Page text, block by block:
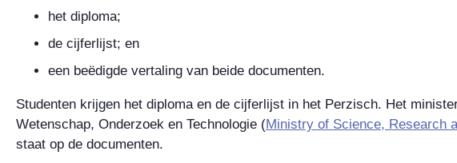
het diploma;
de cijferlijst; en
een beëdigde vertaling van beide documenten.
Studenten krijgen het diploma en de cijferlijst in het Perzisch. Het
Wetenschap, Onderzoek en Technologie (Ministry of Science, Research
staat op de documenten.